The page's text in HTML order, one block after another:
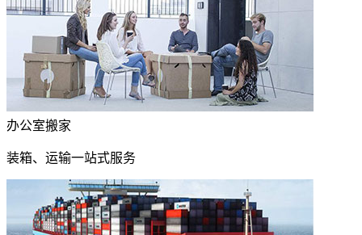
办公室搬家
装箱、运输一站式服务